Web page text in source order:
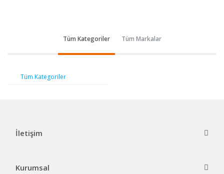
Tüm Kategoriler Tüm Markalar
Tüm Kategoriler
İletişim
Kurumsal